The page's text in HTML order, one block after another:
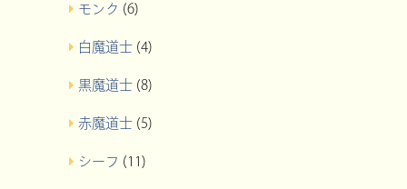
モンク (6)
白魔道士 (4)
黒魔道士 (8)
赤魔道士 (5)
シーフ (11)